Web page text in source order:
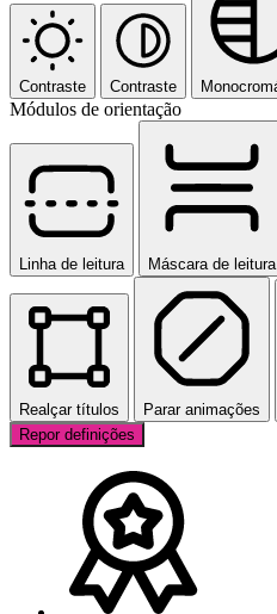
Contraste Contraste
Módulos de orientação
Linha de leitura Máscara de leitura
Realçar títulos Parar animações
Repor definições